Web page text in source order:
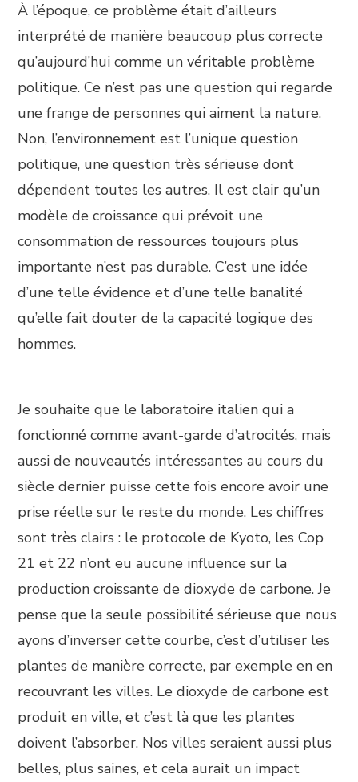
À l’époque, ce problème était d’ailleurs
interprété de manière beaucoup plus correcte
qu’aujourd’hui comme un véritable problème
politique. Ce n’est pas une question qui regarde
une frange de personnes qui aiment la nature.
Non, l’environnement est l’unique question
politique, une question très sérieuse dont
dépendent toutes les autres. Il est clair qu’un
modèle de croissance qui prévoit une
consommation de ressources toujours plus
importante n’est pas durable. C’est une idée
d’une telle évidence et d’une telle banalité
qu’elle fait douter de la capacité logique des
hommes.
Je souhaite que le laboratoire italien qui a
fonctionné comme avant-garde d’atrocités, mais
aussi de nouveautés intéressantes au cours du
siècle dernier puisse cette fois encore avoir une
prise réelle sur le reste du monde. Les chiffres
sont très clairs : le protocole de Kyoto, les Cop
21 et 22 n’ont eu aucune influence sur la
production croissante de dioxyde de carbone. Je
pense que la seule possibilité sérieuse que nous
ayons d’inverser cette courbe, c’est d’utiliser les
plantes de manière correcte, par exemple en en
recouvrant les villes. Le dioxyde de carbone est
produit en ville, et c’est là que les plantes
doivent l’absorber. Nos villes seraient aussi plus
belles, plus saines, et cela aurait un impact